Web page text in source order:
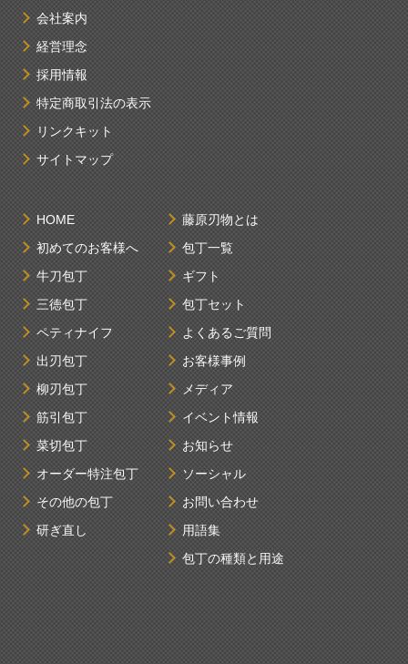
会社案内
経営理念
採用情報
特定商取引法の表示
リンクキット
サイトマップ
HOME
初めてのお客様へ
牛刀包丁
三徳包丁
ペティナイフ
出刃包丁
柳刃包丁
筋引包丁
菜切包丁
オーダー特注包丁
その他の包丁
研ぎ直し
藤原刃物とは
包丁一覧
ギフト
包丁セット
よくあるご質問
お客様事例
メディア
イベント情報
お知らせ
ソーシャル
お問い合わせ
用語集
包丁の種類と用途